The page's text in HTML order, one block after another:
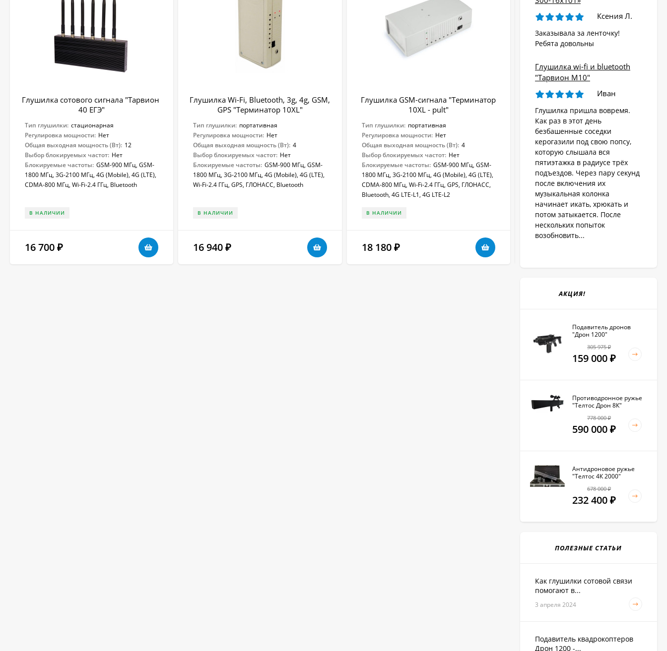
Глушилка сотового сигнала "Тарвион ​
40 ЕГЭ"
Тип глушилки: стационарная
Регулировка мощности: Нет
Общая выходная мощность (Вт): 12
Выбор блокируемых частот: Нет
Блокируемые частоты: GSM-900 МГц, GSM-
1800 МГц, 3G-2100 МГц, 4G (Mobile), 4G (LTE),
CDMA-800 МГц, Wi-Fi-2.4 ГГц, Bluetooth
В НАЛИЧИИ
16 700 ₽
Глушилка Wi-Fi, Bluetooth, 3g, 4g, GSM,
GPS "Терминатор 10XL"
Тип глушилки: портативная
Регулировка мощности: Нет
Общая выходная мощность (Вт): 4
Выбор блокируемых частот: Нет
Блокируемые частоты: GSM-900 МГц, GSM-
1800 МГц, 3G-2100 МГц, 4G (Mobile), 4G (LTE),
Wi-Fi-2.4 ГГц, GPS, ГЛОНАСС, Bluetooth
В НАЛИЧИИ
16 940₽
Глушилка GSM-сигнала "Терминатор
10XL - pult"
Тип глушилки: портативная
Регулировка мощности: Нет
Общая выходная мощность (Вт): 4
Выбор блокируемых частот: Нет
Блокируемые частоты: GSM-900 МГц, GSM-
1800 МГц, 3G-2100 МГц, 4G (Mobile), 4G (LTE),
CDMA-800 МГц, Wi-Fi-2.4 ГГц, GPS, ГЛОНАСС,
Bluetooth, 4G LTE-L1, 4G LTE-L2
В НАЛИЧИИ
18 180 ₽
Глушилка bluetooth и Wi-Fi "Тарвион
S40"
Тип глушилки: стационарная
Регулировка мощности: Нет
Общая выходная мощность (Вт): 10
Выбор блокируемых частот:
Блокируемые частоты: Wi-Fi-2.4 ГГц, Bluetooth
В НАЛИЧИИ
Ксения Л.
Заказывала за ленточку!
Ребята довольны
Глушилка wi-fi и bluetooth
"Тарвион M10"
Иван
Глушилка пришла вовремя.
Как раз в этот день
безбашенные соседки
керогазили под свою попсу,
которую слышала вся
пятиэтажка в радиусе трёх
подъездов. Через пару секунд
после включения их
музыкальная колонка
начинает икать, хрюкать и
потом затыкается. После
нескольких попыток
возобновить...
АКЦИЯ!
Подавитель дронов
"Дрон 1200"
305 975₽
159 000 ₽
Противодронное ружье
"Телтос Дрон 8К"
778 000₽
590 000 ₽
Антидроновое ружье
"Телтос 4К 2000"
678 000₽
232 400 ₽
ПОЛЕЗНЫЕ СТАТЬИ
Как глушилки сотовой связи
помогают в...
3 апреля 2024
Подавитель квадрокоптеров
Дрон 1200 -...